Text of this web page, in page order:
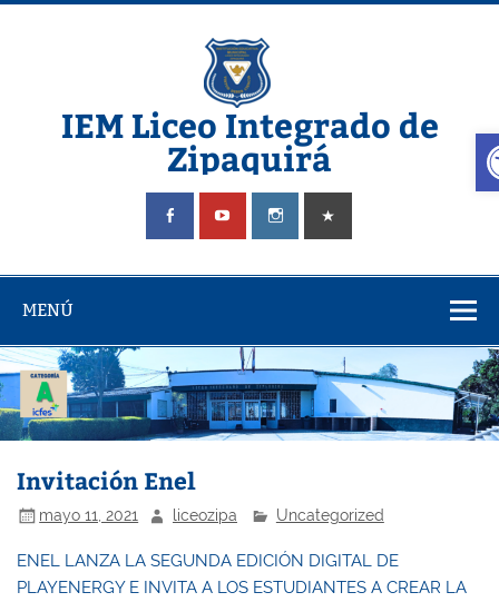
Saltar
IEM Liceo Integrado de
Zipaquirá
Pagina del Liceo Integrado Zipaquira
MENÚ
Invitación Enel
mayo 11, 2021 liceozipa Uncategorized
ENEL LANZA LA SEGUNDA EDICIÓN DIGITAL DE
PLAYENERGY E INVITA A LOS ESTUDIANTES A CREAR LA